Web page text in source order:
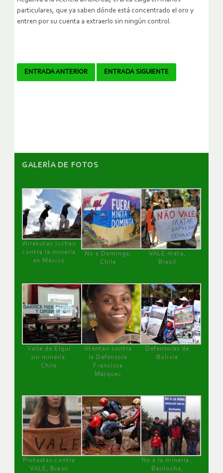
particulares, que ya saben dónde está concentrado el oro y
entren por su cuenta a extraerlo sin ningún control.
Navegador
ENTRADA ANTERIOR ENTRADA SIGUIENTE
GALERÌA DE FOTOS
Wirakutas luchan
contra la minería
en México
No a Dominga,
Chile
VALE mata,
Brasil
Valle de Elqui
sin minería.
Chile
Atentan contra
la Defensora
Francisca
Márquez
Defensoras de
Bolivia
Protestas contra
VALE, Brasil
No a la minería ,
Bariloche,